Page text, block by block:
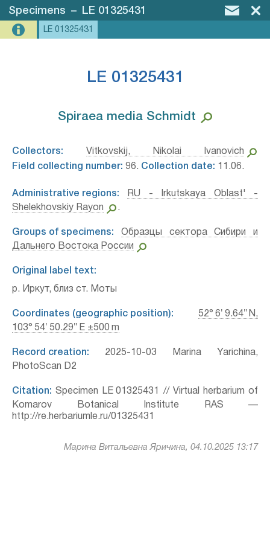
Specimens – LE 01325431
LE 01325431
LE 01325431
Spiraea media Schmidt⁣
Collectors:
Vitkovskij, Nikolai Ivanovich
Field collecting number: 96. Collection date: 11.06.
Administrative regions:
RU - Irkutskaya Oblast' -
Shelekhovskiy Rayon
.
Groups of specimens:
Образцы сектора Сибири и
Дальнего Востока России
Original label text:
р. Иркут, близ ст. Моты
Coordinates (geographic position):
52° 6′ 9.64″ N,
103° 54′ 50.29″ E ±500 m
Record creation: 2025-10-03 Marina Yarichina,
PhotoScan D2
Citation: Specimen LE 01325431 // Virtual herbarium of
Komarov Botanical Institute RAS —
http://re.herbariumle.ru/01325431
Марина Витальевна Яричина, 04.10.2025 13:17